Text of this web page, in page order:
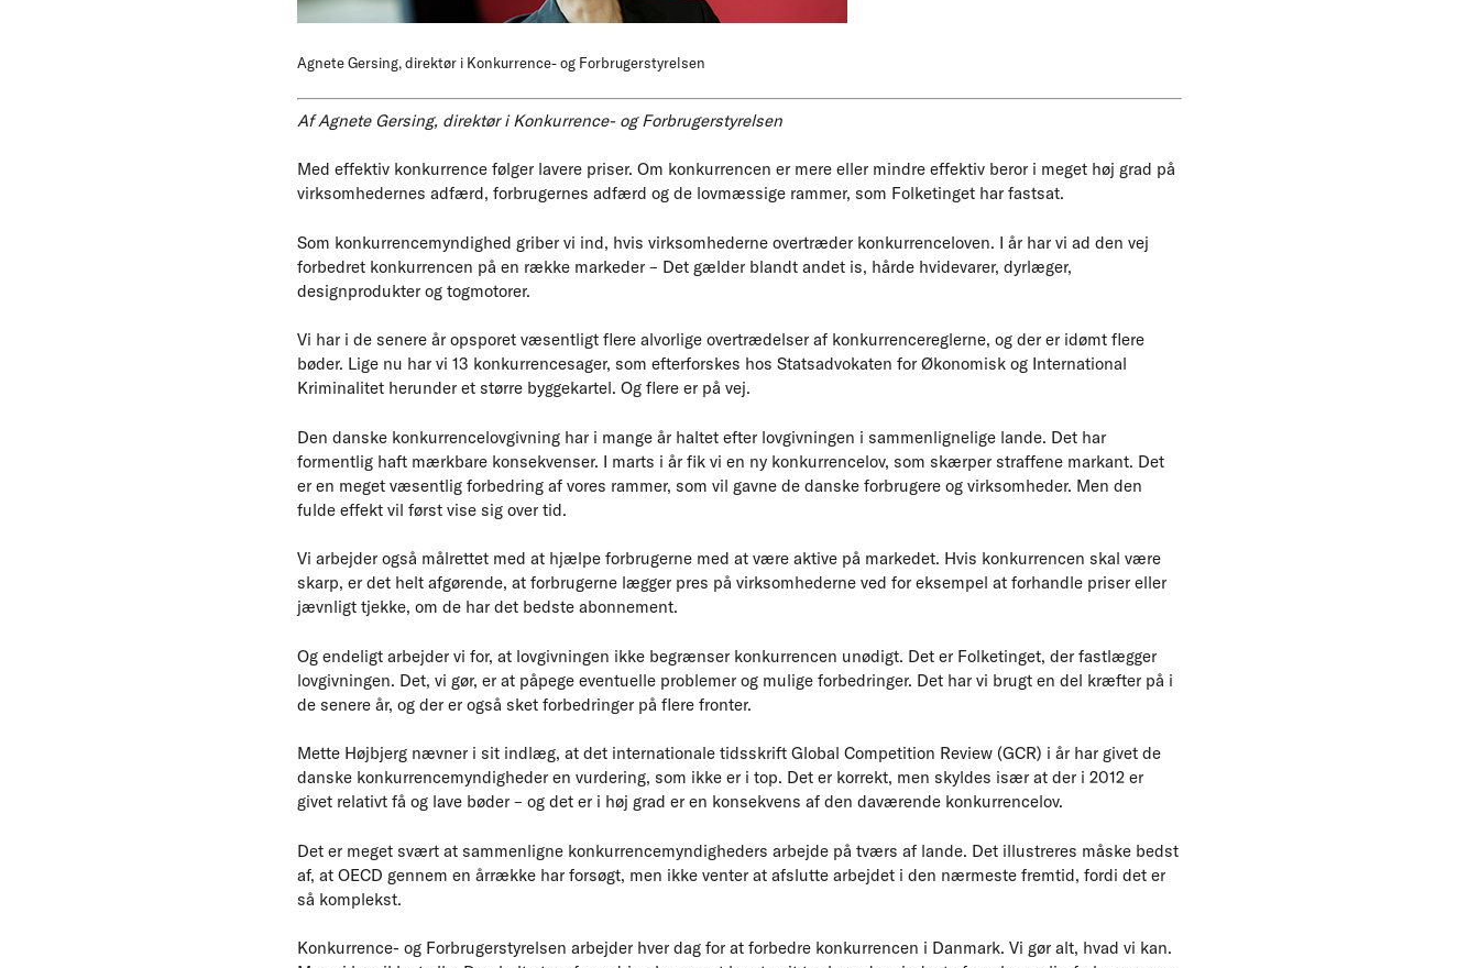
Agnete Gersing, direktør i Konkurrence- og Forbrugerstyrelsen
Af Agnete Gersing, direktør i Konkurrence- og Forbrugerstyrelsen
Med effektiv konkurrence følger lavere priser. Om konkurrencen er mere eller mindre effektiv beror i meget høj grad på
virksomhedernes adfærd, forbrugernes adfærd og de lovmæssige rammer, som Folketinget har fastsat.
Som konkurrencemyndighed griber vi ind, hvis virksomhederne overtræder konkurrenceloven. I år har vi ad den vej
forbedret konkurrencen på en række markeder – Det gælder blandt andet is, hårde hvidevarer, dyrlæger,
designprodukter og togmotorer.
Vi har i de senere år opsporet væsentligt flere alvorlige overtrædelser af konkurrencereglerne, og der er idømt flere
bøder. Lige nu har vi 13 konkurrencesager, som efterforskes hos Statsadvokaten for Økonomisk og International
Kriminalitet herunder et større byggekartel. Og flere er på vej.
Den danske konkurrencelovgivning har i mange år haltet efter lovgivningen i sammenlignelige lande. Det har
formentlig haft mærkbare konsekvenser. I marts i år fik vi en ny konkurrencelov, som skærper straffene markant. Det
er en meget væsentlig forbedring af vores rammer, som vil gavne de danske forbrugere og virksomheder. Men den
fulde effekt vil først vise sig over tid.
Vi arbejder også målrettet med at hjælpe forbrugerne med at være aktive på markedet. Hvis konkurrencen skal være
skarp, er det helt afgørende, at forbrugerne lægger pres på virksomhederne ved for eksempel at forhandle priser eller
jævnligt tjekke, om de har det bedste abonnement.
Og endeligt arbejder vi for, at lovgivningen ikke begrænser konkurrencen unødigt. Det er Folketinget, der fastlægger
lovgivningen. Det, vi gør, er at påpege eventuelle problemer og mulige forbedringer. Det har vi brugt en del kræfter på i
de senere år, og der er også sket forbedringer på flere fronter.
Mette Højbjerg nævner i sit indlæg, at det internationale tidsskrift Global Competition Review (GCR) i år har givet de
danske konkurrencemyndigheder en vurdering, som ikke er i top. Det er korrekt, men skyldes især at der i 2012 er
givet relativt få og lave bøder – og det er i høj grad er en konsekvens af den daværende konkurrencelov.
Det er meget svært at sammenligne konkurrencemyndigheders arbejde på tværs af lande. Det illustreres måske bedst
af, at OECD gennem en årrække har forsøgt, men ikke venter at afslutte arbejdet i den nærmeste fremtid, fordi det er
så komplekst.
Konkurrence- og Forbrugerstyrelsen arbejder hver dag for at forbedre konkurrencen i Danmark. Vi gør alt, hvad vi kan.